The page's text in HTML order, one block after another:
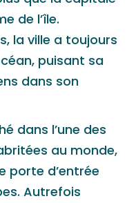
de l’île.
la ville a toujours
puisant sa
dans son
dans l’une des
au monde,
porte d’entrée
Autrefois